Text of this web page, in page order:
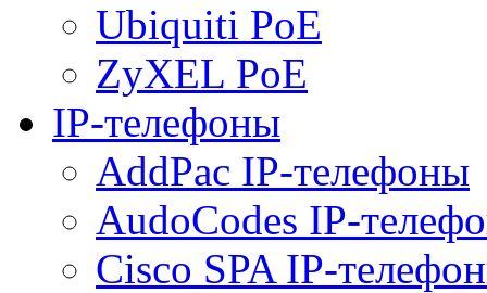
Ubiquiti PoE
ZyXEL PoE
IP-телефоны
AddPac IP-телефоны
AudoCodes IP-
Cisco SPA IP-